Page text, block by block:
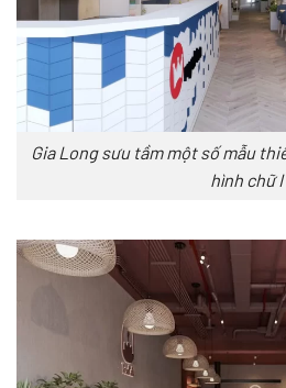
Gia Long sưu tầm một số mẫu
hình chữ I